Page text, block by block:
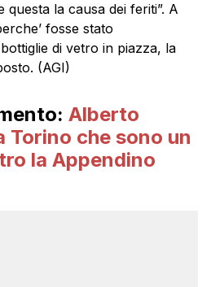
questa la causa dei feriti”. A
fosse stato
di vetro in piazza, la
(AGI)
Alberto
Torino che sono un
la Appendino